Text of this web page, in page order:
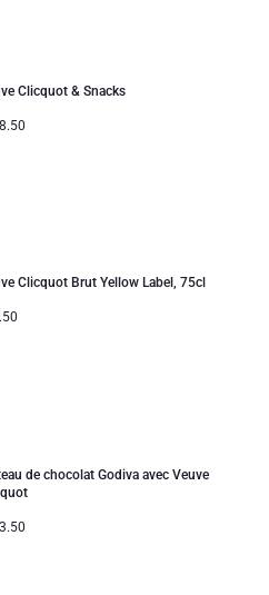
Clicquot & Snacks
Clicquot Brut Yellow Label, 75cl
de chocolat Godiva avec Veuve